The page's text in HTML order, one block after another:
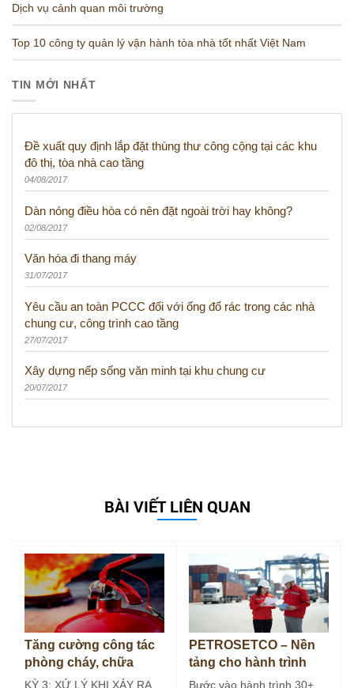
Dịch vụ cảnh quan môi trường
Top 10 công ty quản lý vận hành tòa nhà tốt nhất Việt Nam
TIN MỚI NHẤT
Đề xuất quy định lắp đặt thùng thư công cộng tại các khu
đô thị, tòa nhà cao tầng
04/08/2017
Dàn nóng điều hòa có nên đặt ngoài trời hay không?
02/08/2017
Văn hóa đi thang máy
31/07/2017
Yêu cầu an toàn PCCC đối với ống đổ rác trong các nhà
chung cư, công trình cao tầng
27/07/2017
Xây dựng nếp sống văn minh tại khu chung cư
20/07/2017
BÀI VIẾT LIÊN QUAN
Tăng cường công tác
phòng cháy, chữa
cháy tại bếp ăn công
KỲ 3: XỬ LÝ KHI XẢY RA
PETROSETCO – Nền
tảng cho hành trình
30+
Bước vào hành trình 30+,